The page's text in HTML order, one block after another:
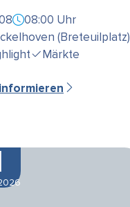
08:00 Uhr
(Breteuilplatz)
Märkte